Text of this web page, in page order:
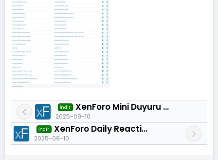
İndir XenForo Mini Duyuru Blokları 1.1.0
2025-09-10
İndir XenForo Daily Reaction Limit - Günlük tepki limiti 1.0.5
2025-09-10